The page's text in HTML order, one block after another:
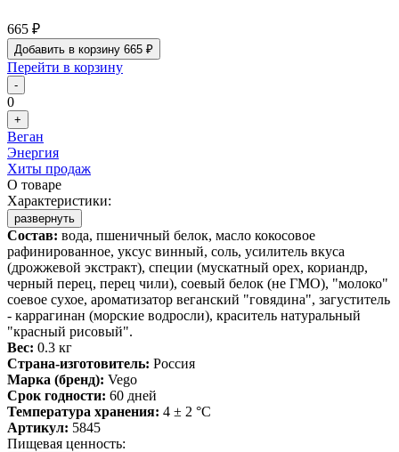
665 ₽
Добавить в корзину 665 ₽
Перейти в корзину
-
0
+
Веган
Энергия
Хиты продаж
О товаре
Характеристики:
развернуть
Состав: вода, пшеничный белок, масло кокосовое
рафинированное, уксус винный, соль, усилитель вкуса
(дрожжевой экстракт), специи (мускатный орех, кориандр,
черный перец, перец чили), соевый белок (не ГМО), "молоко"
соевое сухое, ароматизатор веганский "говядина", загуститель
- каррагинан (морские водросли), краситель натуральный
"красный рисовый".
Вес: 0.3 кг
Страна-изготовитель: Россия
Марка (бренд): Vego
Срок годности: 60 дней
Температура хранения: 4 ± 2 °C
Артикул: 5845
Пищевая ценность: